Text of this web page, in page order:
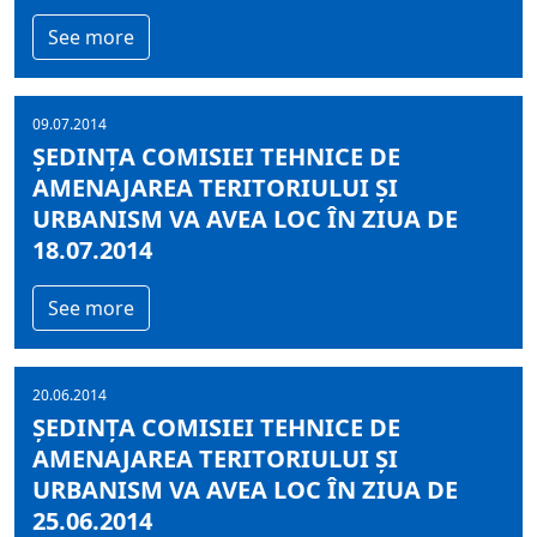
See more
09.07.2014
ȘEDINȚA COMISIEI TEHNICE DE
AMENAJAREA TERITORIULUI ȘI
URBANISM VA AVEA LOC ÎN ZIUA DE
18.07.2014
See more
20.06.2014
ȘEDINȚA COMISIEI TEHNICE DE
AMENAJAREA TERITORIULUI ȘI
URBANISM VA AVEA LOC ÎN ZIUA DE
25.06.2014